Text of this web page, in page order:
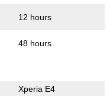
12 hours
48 hours
Xperia E4